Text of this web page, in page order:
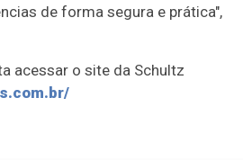
de forma segura e prática",
acessar o site da Schultz